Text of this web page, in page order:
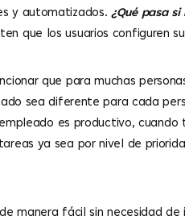
y automatizados.¿Qué pasa
que los usuarios configuren
que para muchas
sea diferente para cada
es productivo,
ya sea por nivel de
fácil sin necesidad de